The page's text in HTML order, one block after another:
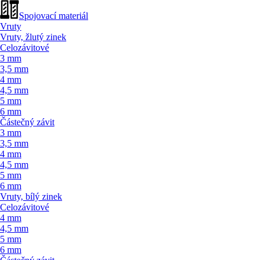
Spojovací materiál
Vruty
Vruty, žlutý zinek
Celozávitové
3 mm
3,5 mm
4 mm
4,5 mm
5 mm
6 mm
Částečný závit
3 mm
3,5 mm
4 mm
4,5 mm
5 mm
6 mm
Vruty, bílý zinek
Celozávitové
4 mm
4,5 mm
5 mm
6 mm